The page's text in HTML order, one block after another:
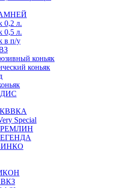
0,2 л.
0,5 л.
в п/у
коньяк
коньяк
Special
ВКЗ